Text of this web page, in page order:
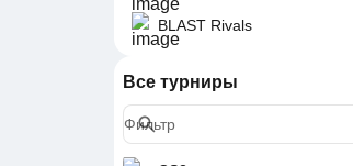
BLAST Rivals
Все турниры